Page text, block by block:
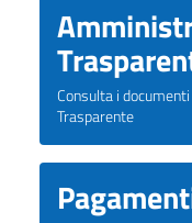
Consulta i
Trasparente